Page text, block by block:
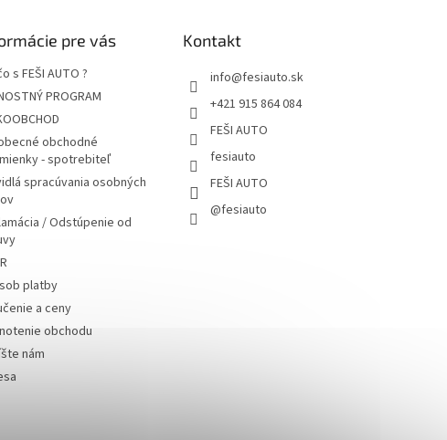
pre vás
s FEŠI AUTO ?
PROGRAM
obchodné
- spotrebiteľ
spracúvania osobných
/ Odstúpenie od
platby
a ceny
obchodu
nám
Kontakt
info@fesiauto.sk
+421 915 864 084
FEŠI AUTO
fesiauto
FEŠI AUTO
@fesiauto